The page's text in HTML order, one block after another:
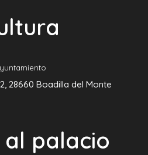
28660 Boadilla del Monte
al palacio